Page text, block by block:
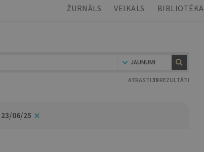
ŽURNĀLS VEIKALS BIBLIOTĒKA
JAUNUMI
ATRASTI 39 REZULTĀTI
06/25